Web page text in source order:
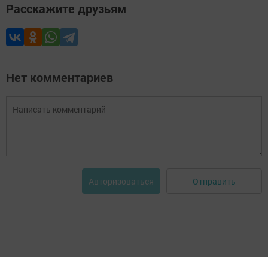
Расскажите друзьям
Нет комментариев
Авторизоваться Отправить